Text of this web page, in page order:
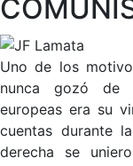
Uno de los
nunca gozó de
europeas era su
cuentas durante
derecha se